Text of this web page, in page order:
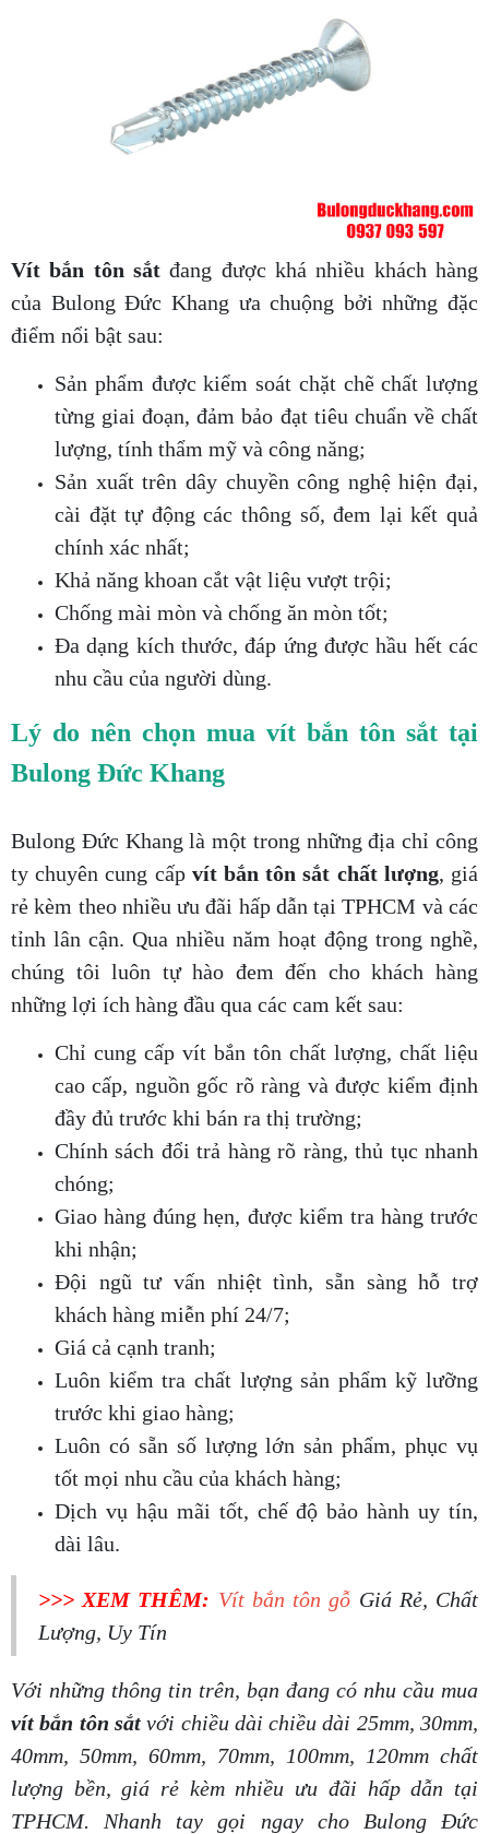
Vít bắn tôn sắt đang được khá nhiều khách hàng
của Bulong Đức Khang ưa chuộng bởi những đặc
điểm nổi bật sau:
Sản phẩm được kiểm soát chặt chẽ chất lượng
từng giai đoạn, đảm bảo đạt tiêu chuẩn về chất
lượng, tính thẩm mỹ và công năng;
Sản xuất trên dây chuyền công nghệ hiện đại,
cài đặt tự động các thông số, đem lại kết quả
chính xác nhất;
Khả năng khoan cắt vật liệu vượt trội;
Chống mài mòn và chống ăn mòn tốt;
Đa dạng kích thước, đáp ứng được hầu hết các
nhu cầu của người dùng.
Lý do nên chọn mua vít bắn tôn sắt tại
Bulong Đức Khang
Bulong Đức Khang là một trong những địa chỉ công
ty chuyên cung cấp vít bắn tôn sắt chất lượng, giá
rẻ kèm theo nhiều ưu đãi hấp dẫn tại TPHCM và các
tỉnh lân cận. Qua nhiều năm hoạt động trong nghề,
chúng tôi luôn tự hào đem đến cho khách hàng
những lợi ích hàng đầu qua các cam kết sau:
Chỉ cung cấp vít bắn tôn chất lượng, chất liệu
cao cấp, nguồn gốc rõ ràng và được kiểm định
đầy đủ trước khi bán ra thị trường;
Chính sách đổi trả hàng rõ ràng, thủ tục nhanh
chóng;
Giao hàng đúng hẹn, được kiểm tra hàng trước
khi nhận;
Đội ngũ tư vấn nhiệt tình, sẵn sàng hỗ trợ
khách hàng miễn phí 24/7;
Giá cả cạnh tranh;
Luôn kiểm tra chất lượng sản phẩm kỹ lưỡng
trước khi giao hàng;
Luôn có sẵn số lượng lớn sản phẩm, phục vụ
tốt mọi nhu cầu của khách hàng;
Dịch vụ hậu mãi tốt, chế độ bảo hành uy tín,
dài lâu.
>>> XEM THÊM: Vít bắn tôn gỗ Giá Rẻ, Chất
Lượng, Uy Tín
Với những thông tin trên, bạn đang có nhu cầu mua
vít bắn tôn sắtvới chiều dài chiều dài 25mm, 30mm,
40mm, 50mm, 60mm, 70mm, 100mm, 120mm chất
lượng bền, giá rẻ kèm nhiều ưu đãi hấp dẫn tại
TPHCM. Nhanh tay gọi ngay cho Bulong Đức